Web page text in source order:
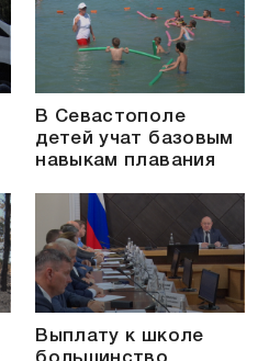
В Севастополе
детей учат базовым
навыкам плавания
Выплату к школе